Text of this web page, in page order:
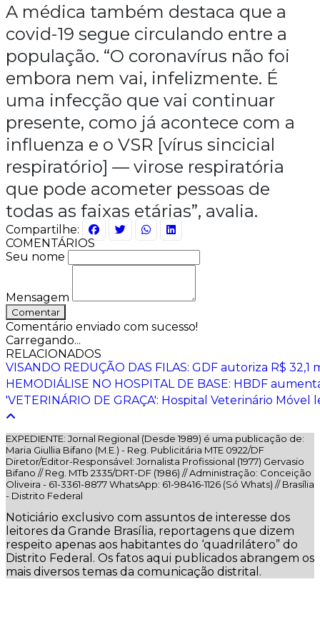
A médica também destaca que a
covid-19 segue circulando entre a
população. “O coronavírus não foi
embora nem vai, infelizmente. É
uma infecção que vai continuar
presente, como já acontece com a
influenza e o VSR [vírus sincicial
respiratório] — virose respiratória
que pode acometer pessoas de
todas as faixas etárias”, avalia.
Compartilhe:
COMENTÁRIOS
Seu nome
Mensagem
Comentar
Comentário enviado com sucesso!
Carregando...
RELACIONADOS
VISANDO REDUÇÃO DAS FILAS: GDF autoriza R$
HEMODIÁLISE NO HOSPITAL DE BASE: HBDF
'VETERINÁRIO DE GRAÇA': Hospital Veterinário
EXPEDIENTE: Jornal Regional (Desde 1989) é uma publicação de:
Maria Giullia Bifano (M.E.) - Reg. Publicitária MTE 0922/DF
Diretor/Editor-Responsável: Jornalista Profissional (1977) Gervasio
Bifano // Reg. MTb 2335/DRT-DF (1986) // Administração: Conceição
Oliveira - 61-3361-8877 WhatsApp: 61-98416-1126 (Só Whats) // Brasília
- Distrito Federal
Noticiário exclusivo com assuntos de interesse dos
leitores da Grande Brasília, reportagens que dizem
respeito apenas aos habitantes do ‘quadrilátero” do
Distrito Federal. Os fatos aqui publicados abrangem os
mais diversos temas da comunicação distrital.